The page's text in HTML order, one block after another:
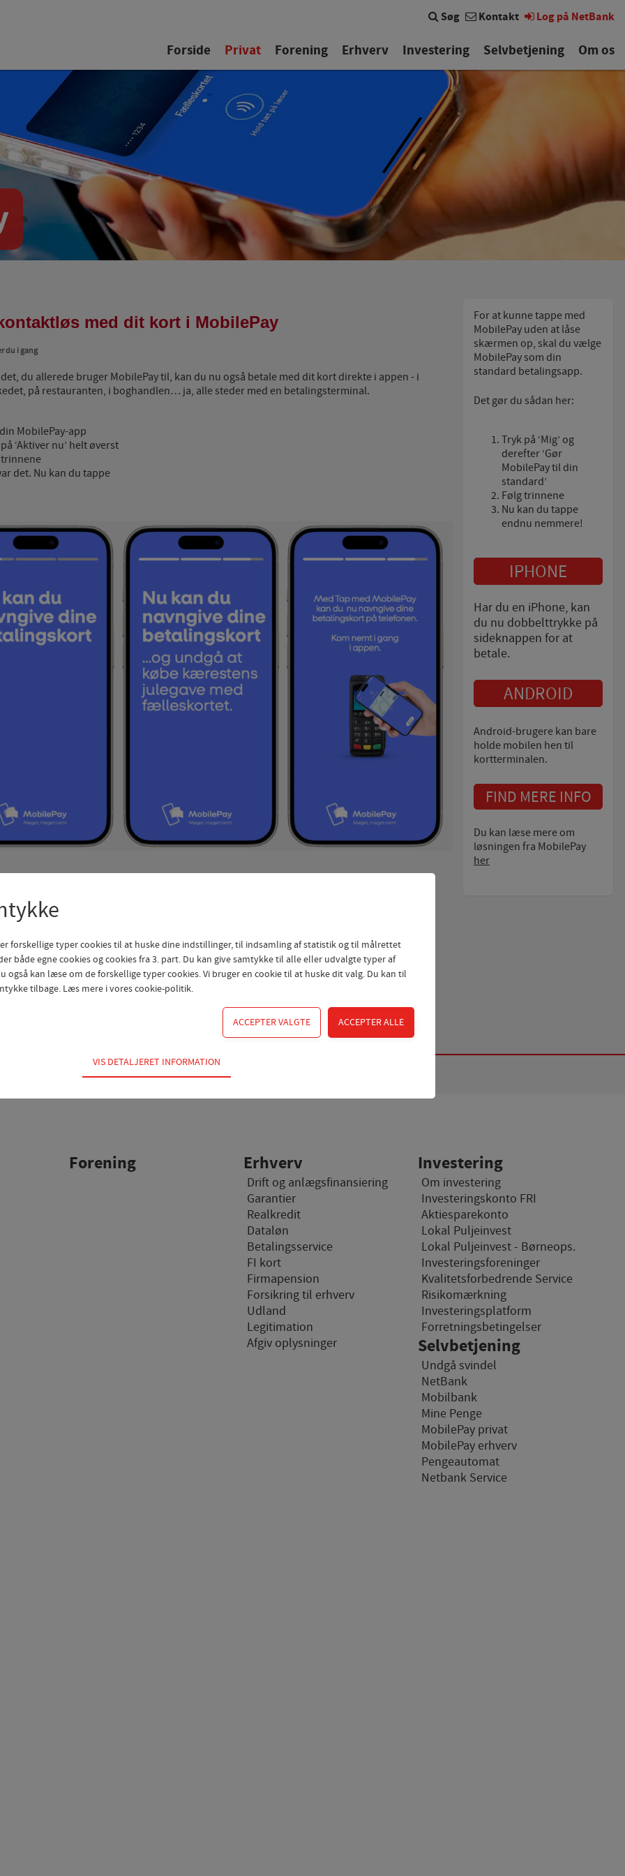
Kontakt Log på NetBank
Søg
Forside Privat Forening Erhverv Investering Selvbetjening Om os
med dit kort i MobilePay
du i gang
du allerede bruger MobilePay til, kan du nu også betale med dit kort direkte i appen - i
på restauranten, i boghandlen… ja, alle steder med en betalingsterminal.
MobilePay-app
‘Aktiver nu’ helt øverst
det. Nu kan du tappe
For at kunne tappe med
MobilePay uden at låse
skærmen op, skal du vælge
MobilePay som din
standard betalingsapp.
Det gør du sådan her:
Tryk på ‘Mig’ og
derefter ‘Gør
MobilePay til din
standard’
Følg trinnene
Nu kan du tappe
endnu nemmere!
IPHONE
Har du en iPhone, kan
du nu dobbelttrykke på
sideknappen for at
betale.
ANDROID
Android-brugere kan bare
holde mobilen hen til
kortterminalen.
FIND MERE INFO
Du kan læse mere om
løsningen fra MobilePay
her
Forening Erhverv
Drift og anlægsfinansiering
Garantier
Realkredit
Dataløn
Betalingsservice
FI kort
Firmapension
Forsikring til erhverv
Udland
Legitimation
Afgiv oplysninger
Investering
Om investering
Investeringskonto FRI
Aktiesparekonto
Lokal Puljeinvest
Lokal Puljeinvest - Børneops.
Investeringsforeninger
Kvalitetsforbedrende Service
Risikomærkning
Investeringsplatform
Forretningsbetingelser
Selvbetjening
Undgå svindel
NetBank
Mobilbank
Mine Penge
MobilePay privat
MobilePay erhverv
Pengeautomat
Netbank Service
forskellige typer cookies til at huske dine indstillinger, til indsamling af statistik og til målrettet
både egne cookies og cookies fra 3. part. Du kan give samtykke til alle eller udvalgte typer af
også kan læse om de forskellige typer cookies. Vi bruger en cookie til at huske dit valg. Du kan til
tilbage. Læs mere ivores cookie-politik.
for hjemmesidens grundlæggende funktioner som fx navigation, adgangskontrol samt
og hvordan hjemmesiden bruges.
cookies) indsamler brugerens digitale fodspor på tværs af flere hjemmesider og
interesserer sig for/søger på for at kunne personalisere indholdet på en hjemmeside - dvs. vise
for den enkelte bruger.
cookies) indsamler brugerens digitale fodspor på tværs af flere hjemmesider og registrerer,
sig for/søger på for at kunne vise personrettede annoncer, når denne færdes på internettet.
VIS DETALJERET INFORMATION